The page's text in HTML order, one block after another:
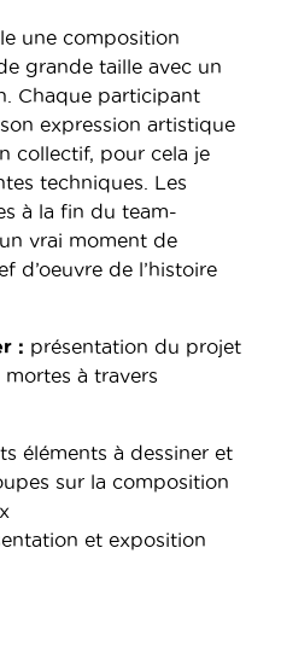
une composition
grande taille avec un
Chaque participant
expression artistique
collectif, pour cela je
techniques. Les
à la fin du team-
vrai moment de
d’oeuvre de l’histoire
: présentation du projet
à travers
éléments à dessiner et
sur la composition
et exposition